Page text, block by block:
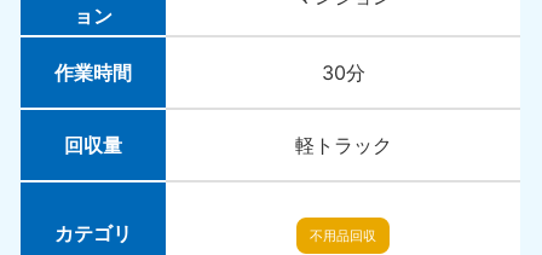
ョン
作業時間 30分
回収量 軽トラック
カテゴリ 不用品回収